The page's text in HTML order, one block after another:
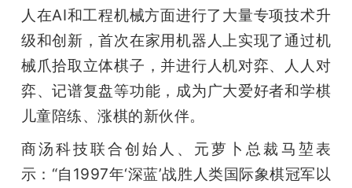
活
动
中
人在AI和工程机械方面进行了大量专项技术升
级和创新，首次在家用机器人上实现了通过机
械爪拾取立体棋子，并进行人机对弈、人人对
弈、记谱复盘等功能，成为广大爱好者和学棋
儿童陪练、涨棋的新伙伴。
商汤科技联合创始人、元萝卜总裁马堃表
示：“自1997年‘深蓝’战胜人类国际象棋冠军以